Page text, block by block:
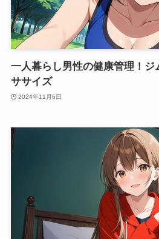
一人暮らし男性の健康管理！ジ
ササイズ
2024年11月6日